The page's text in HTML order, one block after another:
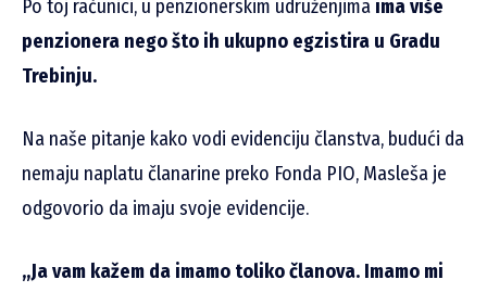
Po toj računici, u penzionerskim udruženjima ima više
penzionera nego što ih ukupno egzistira u Gradu
Trebinju.
Na naše pitanje kako vodi evidenciju članstva, budući da
nemaju naplatu članarine preko Fonda PIO, Masleša je
odgovorio da imaju svoje evidencije.
„Ja vam kažem da imamo toliko članova. Imamo mi